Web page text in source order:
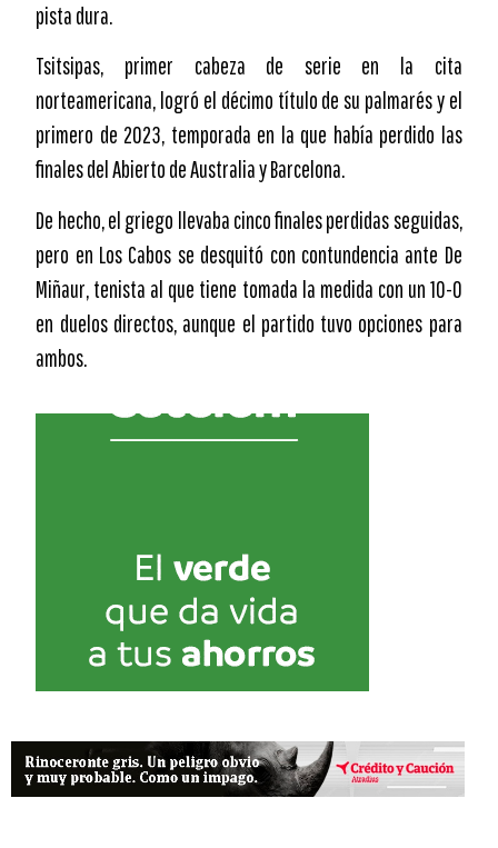
pista dura.
Tsitsipas, primer cabeza de serie en la cita
norteamericana, logró el décimo título de su palmarés y el
primero de 2023, temporada en la que había perdido las
finales del Abierto de Australia y Barcelona.
De hecho, el griego llevaba cinco finales perdidas seguidas,
pero en Los Cabos se desquitó con contundencia ante De
Miñaur, tenista al que tiene tomada la medida con un 10-0
en duelos directos, aunque el partido tuvo opciones para
ambos.